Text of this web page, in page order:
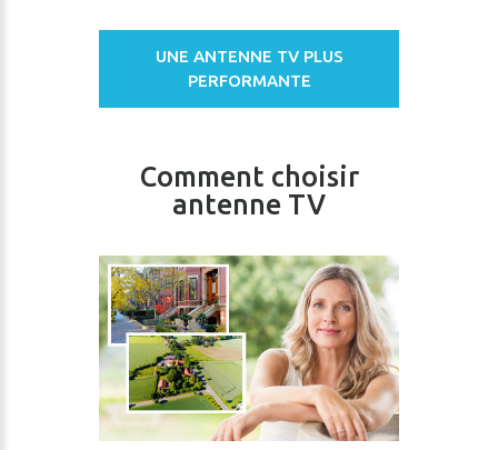
UNE ANTENNE TV PLUS
PERFORMANTE
Comment choisir
antenne TV